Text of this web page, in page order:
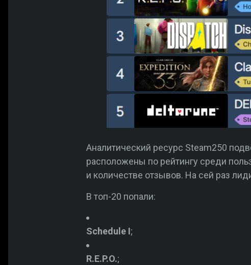
Аналитический ресурс Steam250
расположены по рейтингу среди
и количестве отзывов. На сей раз
В топ-20 попали:
Schedule I;
R.E.P.O.;